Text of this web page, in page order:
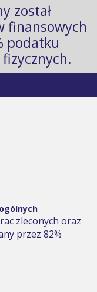
został
finansowych
podatku
zleconych oraz
przez 82%